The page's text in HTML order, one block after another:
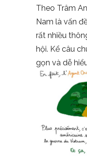
Theo Trâm
Nam là vấn
rất nhiều
hội. Kể câu
gọn và dễ